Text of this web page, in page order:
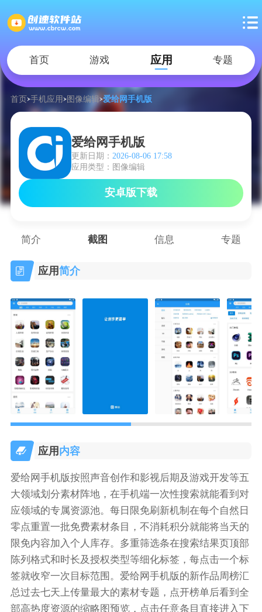
首页 游戏 应用 专题
首页 手机应用 图像编辑 爱给网手机版
爱给网手机版
更新日期： 2026-08-06 17:58
应用类型：图像编辑
安卓版下载
简介 截图 信息 专题
应用简介
应用 内容
爱给网手机版按照声音创作和影视后期及游戏开发等五
大领域划分素材阵地，在手机端一次性搜索就能看到对
应领域的专属资源池。每日限免刷新机制在每个自然日
零点重置一批免费素材条目，不消耗积分就能将当天的
限免内容加入个人库存。多重筛选条在搜索结果页顶部
陈列格式和时长及授权类型等细化标签，每点击一个标
签就收窄一次目标范围。爱给网手机版的新作品周榜汇
总过去七天上传量最大的素材专题，点开榜单后看到全
部高热度资源的缩略图预览，点击任意条目直接进入下